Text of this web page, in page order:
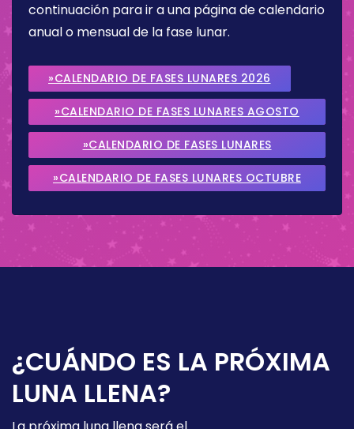
continuación para ir a una página de calendario
anual o mensual de la fase lunar.
»CALENDARIO DE FASES LUNARES 2026
»CALENDARIO DE FASES LUNARES AGOSTO
2026
»CALENDARIO DE FASES LUNARES
SEPTIEMBRE 2026
»CALENDARIO DE FASES LUNARES OCTUBRE
¿CUÁNDO ES LA PRÓXIMA
LUNA LLENA?